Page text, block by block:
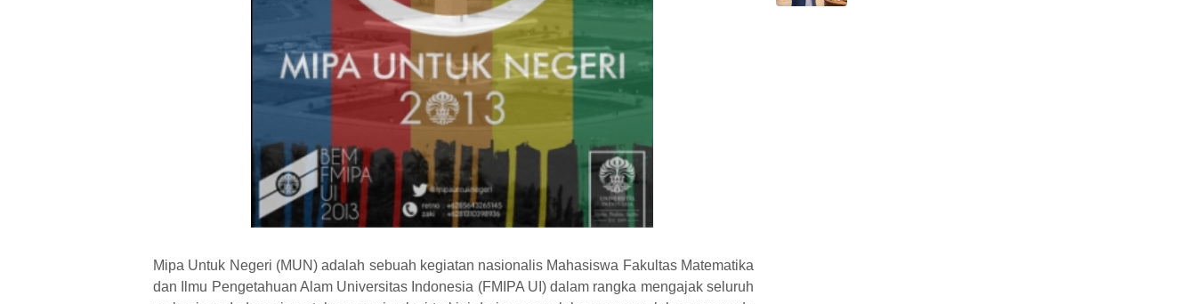
Mipa Untuk Negeri (MUN) adalah sebuah kegiatan nasionalis Mahasiswa Fakultas Matematika
dan Ilmu Pengetahuan Alam Universitas Indonesia (FMIPA UI) dalam rangka mengajak seluruh